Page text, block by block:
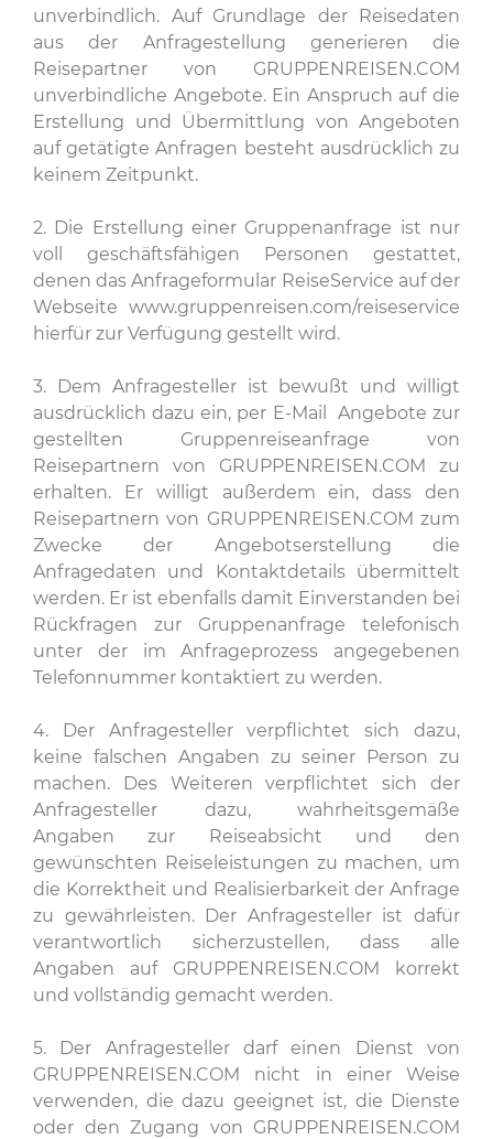
unverbindlich. Auf Grundlage der Reisedaten
aus der Anfragestellung generieren die
Reisepartner von GRUPPENREISEN.COM
unverbindliche Angebote. Ein Anspruch auf die
Erstellung und Übermittlung von Angeboten
auf getätigte Anfragen besteht ausdrücklich zu
keinem Zeitpunkt.
2. Die Erstellung einer Gruppenanfrage ist nur
voll geschäftsfähigen Personen gestattet,
denen das Anfrageformular ReiseService auf der
Webseite www.gruppenreisen.com/reiseservice
hierfür zur Verfügung gestellt wird.
3. Dem Anfragesteller ist bewußt und willigt
ausdrücklich dazu ein, per E-Mail Angebote zur
gestellten Gruppenreiseanfrage von
Reisepartnern von GRUPPENREISEN.COM zu
erhalten. Er willigt außerdem ein, dass den
Reisepartnern von GRUPPENREISEN.COM zum
Zwecke der Angebotserstellung die
Anfragedaten und Kontaktdetails übermittelt
werden. Er ist ebenfalls damit Einverstanden bei
Rückfragen zur Gruppenanfrage telefonisch
unter der im Anfrageprozess angegebenen
Telefonnummer kontaktiert zu werden.
4. Der Anfragesteller verpflichtet sich dazu,
keine falschen Angaben zu seiner Person zu
machen. Des Weiteren verpflichtet sich der
Anfragesteller dazu, wahrheitsgemäße
Angaben zur Reiseabsicht und den
gewünschten Reiseleistungen zu machen, um
die Korrektheit und Realisierbarkeit der Anfrage
zu gewährleisten. Der Anfragesteller ist dafür
verantwortlich sicherzustellen, dass alle
Angaben auf GRUPPENREISEN.COM korrekt
und vollständig gemacht werden.
5. Der Anfragesteller darf einen Dienst von
GRUPPENREISEN.COM nicht in einer Weise
verwenden, die dazu geeignet ist, die Dienste
oder den Zugang von GRUPPENREISEN.COM